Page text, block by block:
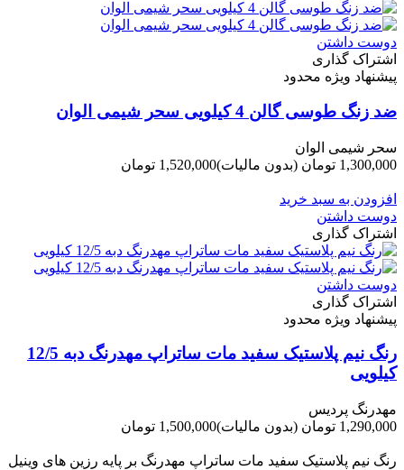
دوست داشتن
اشتراک گذاری
پیشنهاد ویژه محدود
ضد زنگ طوسی گالن 4 کیلویی سحر شیمی الوان
سحر شیمی الوان
1,300,000 تومان
(بدون مالیات)1,520,000 تومان
افزودن به سبد خرید
دوست داشتن
اشتراک گذاری
دوست داشتن
اشتراک گذاری
پیشنهاد ویژه محدود
رنگ نیم پلاستیک سفید مات ساتراپ مهدرنگ دبه 12/5
کیلویی
مهدرنگ پردیس
1,290,000 تومان
(بدون مالیات)1,500,000 تومان
رنگ نیم پلاستیک سفید مات ساتراپ مهدرنگ بر پایه رزین های وینیل